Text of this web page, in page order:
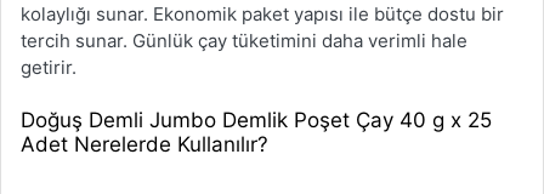
kolaylığı sunar. Ekonomik paket yapısı ile bütçe dostu bir
tercih sunar. Günlük çay tüketimini daha verimli hale
getirir.
Doğuş Demli Jumbo Demlik Poşet Çay 40 g x 25
Adet Nerelerde Kullanılır?